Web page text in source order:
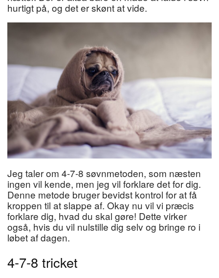
hurtigt på, og det er skønt at vide.
Jeg taler om 4-7-8 søvnmetoden, som næsten
ingen vil kende, men jeg vil forklare det for dig.
Denne metode bruger bevidst kontrol for at få
kroppen til at slappe af. Okay nu vil vi præcis
forklare dig, hvad du skal gøre! Dette virker
også, hvis du vil nulstille dig selv og bringe ro i
løbet af dagen.
4-7-8 tricket